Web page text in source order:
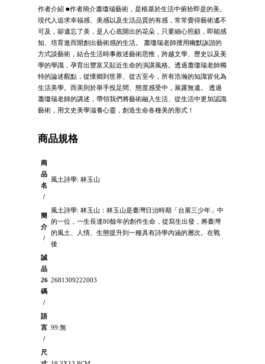
作者介紹 ■作者簡介蕭瓊瑞藝術，是根基於生活中俯拾即是的美。
現代人追求幸福感、美感以及生活品質的有感，常常覺得藝術遙不
可及，卻遺忘了美，是人心底開出的花朵，只要細心照顧，即能感
知、培育進而開創出藝術感的生活。 蕭瓊瑞老師擅用幽默詼諧的
方式談藝術，結合生活時事敘述藝術思惟，跨越文學、歷史以及美
學的學識，孕育出豐富又貼近生命的演講風格。透過蕭瓊瑞老師獨
特的論述觀點，從懷鄉到世界、從古至今，所有浩瀚的知識皆化為
生活美學。而美則於舉手投足間、態度感受中，展露無遺。 透過
蕭瓊瑞老師的講述，帶領我們將藝術融入生活、從生活中更加認識
藝術，用文史美學滋養心靈，創造生命各種美的形式！
商品規格
商
品
名
/
風土詩學: 林玉山
簡
介
/
風土詩學: 林玉山：林玉山是臺灣日治時期「台展三少年」中
的一位，一生長達80餘年的創作生命，從寫生出發，將臺灣
的風土、人情、生態提升到一種具有詩學內涵的層次。在戰
後
誠
品
26
碼
/
2681309222003
語
言
/
99:無
尺